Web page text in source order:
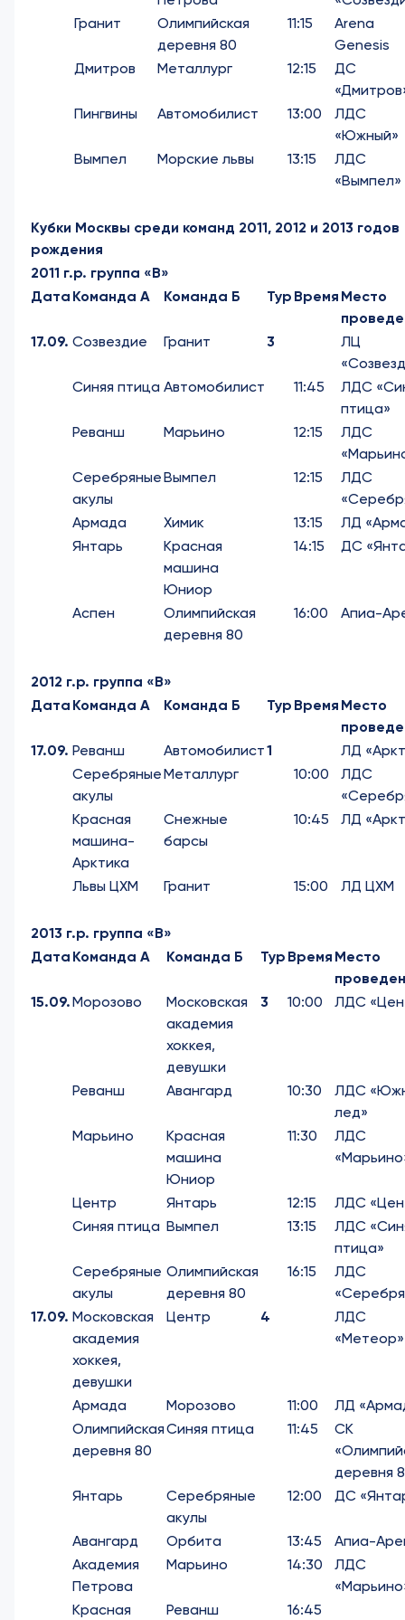
Гранит
Олимпийская
деревня 80
11:15
Arena
Genesis
Дмитров
Металлург 12:15
ДС
Пингвины
Автомобилист 13:00
ЛДС
«Южный»
Вымпел
Морские львы 13:15
ЛДС
«Вымпел»
Кубки Москвы среди команд 2011, 2012 и 2013 годов
рождения
2011 г.р. группа «В»
Дата Команда А Команда Б Тур Время Место
17.09. Созвездие Гранит 3
ЛЦ
Синяя птица Автомобилист 11:45
ЛДС
птица»
Реванш
Марьино 12:15
ЛДС
Серебряные
акулы
Вымпел 12:15
ЛДС
Армада
Химик 13:15
ЛД
Янтарь
Красная
машина
Юниор
14:15 ДС
Аспен
Олимпийская
деревня 80
16:00 Апиа-
2012 г.р. группа «В»
Дата Команда А Команда Б Тур Время Место
17.09. Реванш Автомобилист1
ЛД
Серебряные
акулы
Металлург 10:00
ЛДС
Красная
машина-
Арктика
Снежные
барсы
10:45 ЛД
Львы ЦХМ Гранит 15:00 ЛД ЦХМ
2013 г.р. группа «В»
Дата Команда А Команда Б Тур Время Место
15.09.Морозово
Московская
академия
хоккея,
девушки
3 10:00 ЛДС
Реванш Авангард 10:30
ЛДС
лед»
Марьино
Красная
машина
Юниор
11:30
ЛДС
Центр Янтарь 12:15
ЛДС
Синяя птица Вымпел 13:15
ЛДС
птица»
Серебряные
акулы
Олимпийская
деревня 80
16:15
ЛДС
17.09. Московская
академия
хоккея,
девушки
Центр 4
ЛДС
«Метеор»
Армада Морозово 11:00
ЛД
Олимпийская
деревня 80
Синяя птица 11:45
СК
деревня
Янтарь
Серебряные
акулы
12:00 ДС
Авангард Орбита 13:45
Апиа-
Академия
Петрова
Марьино 14:30
ЛДС
Красная
Реванш 16:45